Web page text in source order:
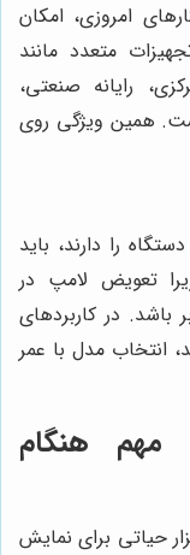
امروزی، امکان
متعدد مانند
رایانه صنعتی،
همین ویژگی روی
را دارند، باید
تعویض لامپ در
در کاربردهای
انتخاب مدل با عمر
مهم هنگام
حیاتی برای نمایش